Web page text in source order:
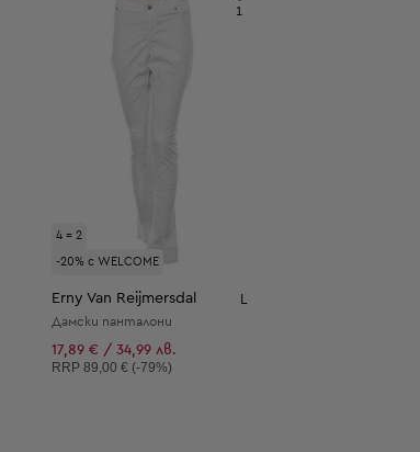
4 = 2
-20% с WELCOME
1
Erny Van Reijmersdal
Дамски панталони
17,89 € / 34,99 лв.
Препоръчителна цена:
RRP 89,00 € (-79%)